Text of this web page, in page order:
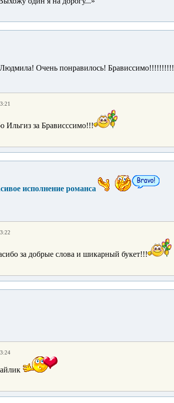
Очень понравилось! Брависсимо!!!!!!!!!!
Ильгиз за Брависссимо!!!
исполнение романса
за добрые слова и шикарный букет!!!